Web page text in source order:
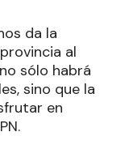
da la
al
sólo habrá
sino que la
en